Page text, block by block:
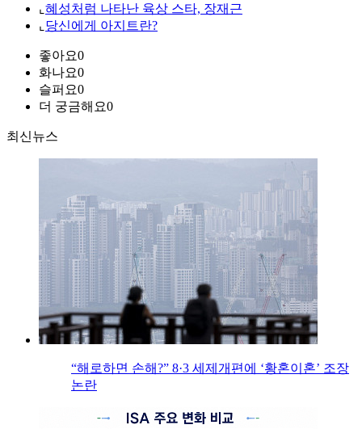
⌞ 혜성처럼 나타난 육상 스타, 장재근
⌞ 당신에게 아지트란?
좋아요0
화나요0
슬퍼요0
더 궁금해요0
최신뉴스
“해로하면 손해?” 8·3 세제개편에 ‘황혼이혼’ 조장
논란